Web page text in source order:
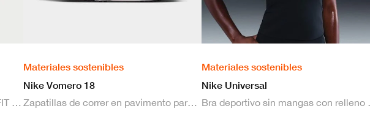
Polo de fútbol de manga corta Dri-FIT para hombre
Materiales sostenibles
Nike Vomero 18
Zapatillas de correr en pavimento para hombre
Materiales sostenibles
Nike Universal
Bra